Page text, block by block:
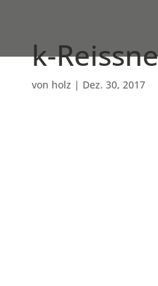
k-
von holz | Dez. 30, 2017